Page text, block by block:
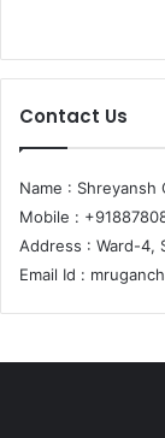
Contact Us
Name : Shreyansh
Mobile :
Address : Ward-4,
Email Id :